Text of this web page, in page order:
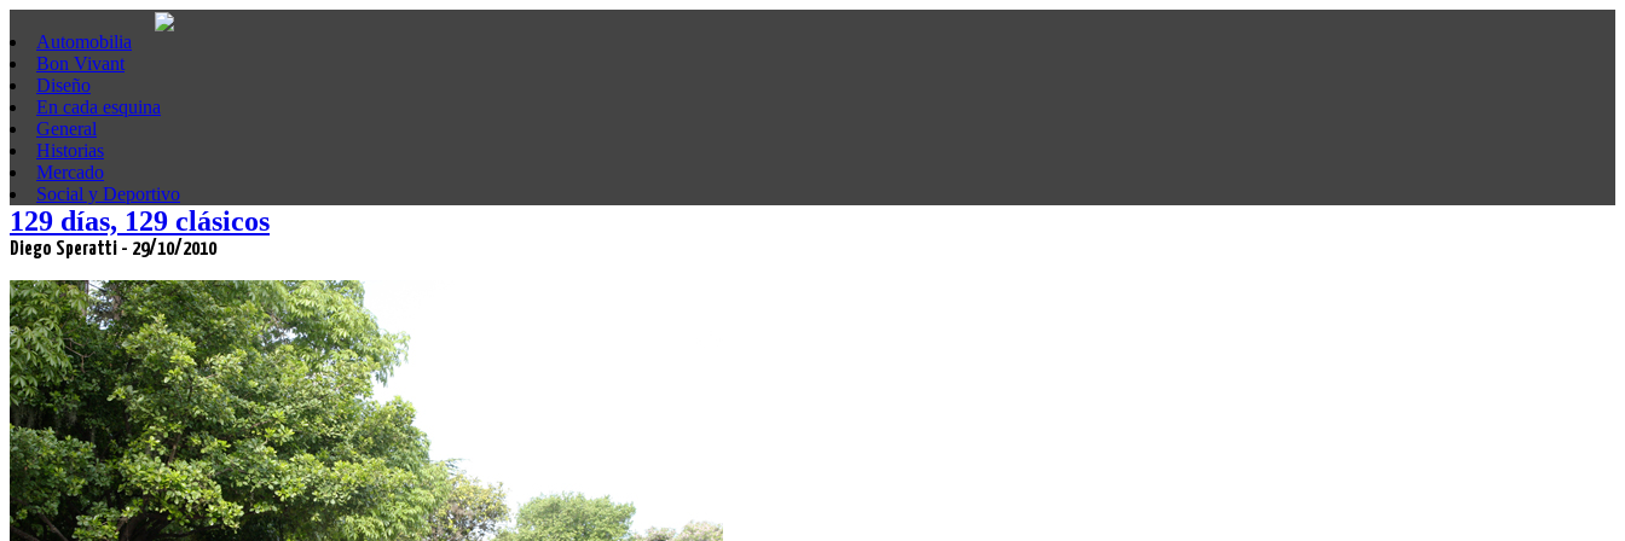
Automobilia
Bon Vivant
Diseño
En cada esquina
General
Historias
Mercado
Social y Deportivo
129 días, 129 clásicos
Diego Speratti - 29/10/2010